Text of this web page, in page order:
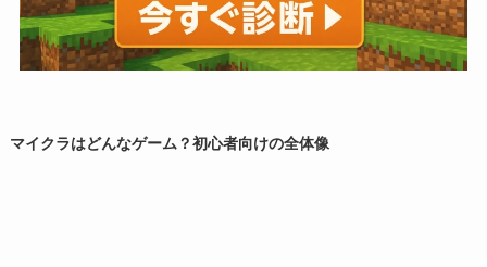
マイクラはどんなゲーム？初心者向けの全体像